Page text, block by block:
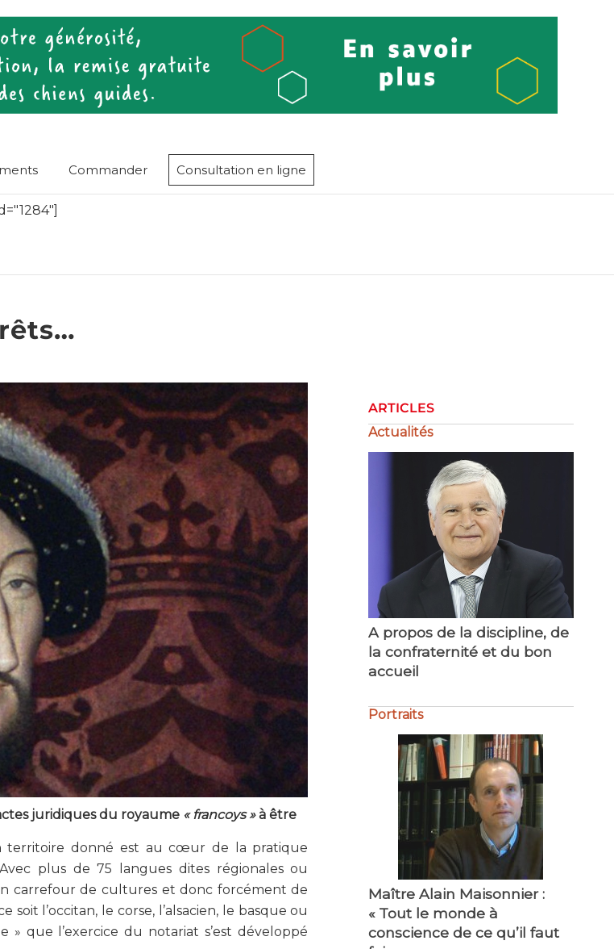
Commander Consultation en ligne
juridiques du royaume « francoys »à être
territoire donné est au cœur de la pratique
plus de 75 langues dites régionales ou
carrefour de cultures et donc forcément de
l’occitan, le corse, l’alsacien, le basque ou
que l’exercice du notariat s’est développé
ARTICLES
Actualités
La gestion de la crise
Portraits
Maître Philippe Bourdel :
« Amour du travail bien fait…
»
Tribune Libre